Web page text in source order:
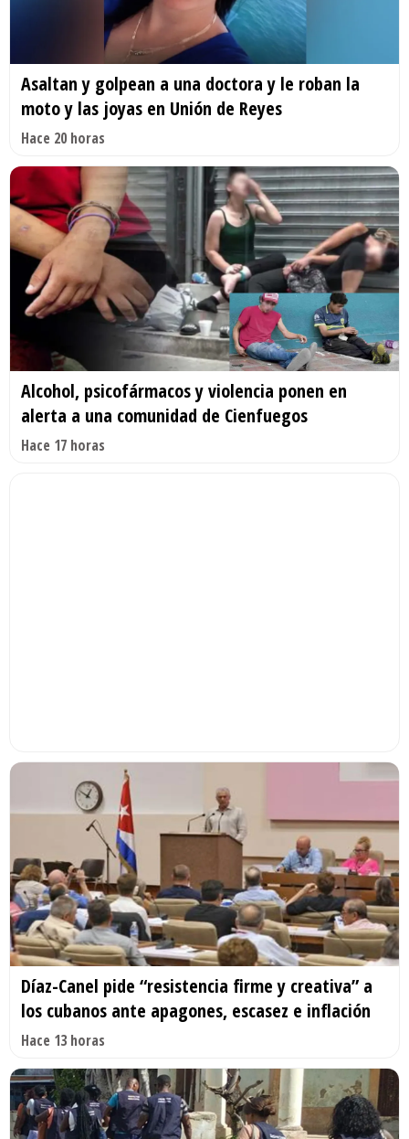
Asaltan y golpean a una doctora y le roban la
moto y las joyas en Unión de Reyes
Hace 20 horas
Alcohol, psicofármacos y violencia ponen en
alerta a una comunidad de Cienfuegos
Hace 17 horas
Díaz-Canel pide “resistencia firme y creativa” a
los cubanos ante apagones, escasez e inflación
Hace 13 horas